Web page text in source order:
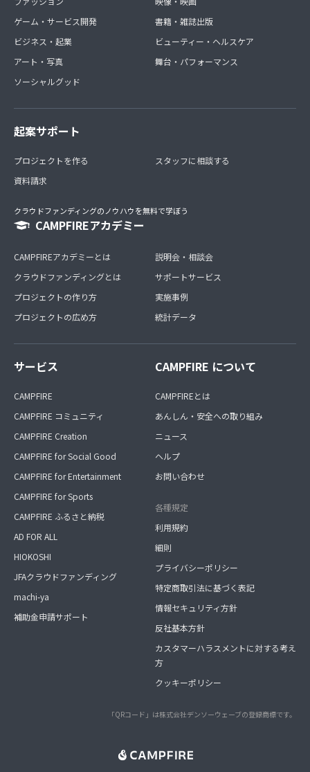
ゲーム・サービス開発
ビジネス・起業
アート・写真
ソーシャルグッド
書籍・雑誌出版
ビューティー・ヘルスケア
舞台・パフォーマンス
起案サポート
プロジェクトを作る
資料請求
スタッフに相談する
クラウドファンディングのノウハウを無料で学ぼう
CAMPFIREアカデミー
CAMPFIREアカデミーとは
クラウドファンディングとは
プロジェクトの作り方
プロジェクトの広め方
説明会・相談会
サポートサービス
実施事例
統計データ
サービス
CAMPFIRE
CAMPFIRE コミュニティ
CAMPFIRE Creation
CAMPFIRE for Social Good
CAMPFIRE for Entertainment
CAMPFIRE for Sports
CAMPFIRE ふるさと納税
AD FOR ALL
HIOKOSHI
JFAクラウドファンディング
machi-ya
補助金申請サポート
CAMPFIRE について
CAMPFIREとは
あんしん・安全への取り組み
ニュース
ヘルプ
お問い合わせ
各種規定
利用規約
細則
プライバシーポリシー
特定商取引法に基づく表記
情報セキュリティ方針
反社基本方針
カスタマーハラスメントに対する考え
方
クッキーポリシー
「QRコード」は株式会社デンソーウェーブの登録商標です。